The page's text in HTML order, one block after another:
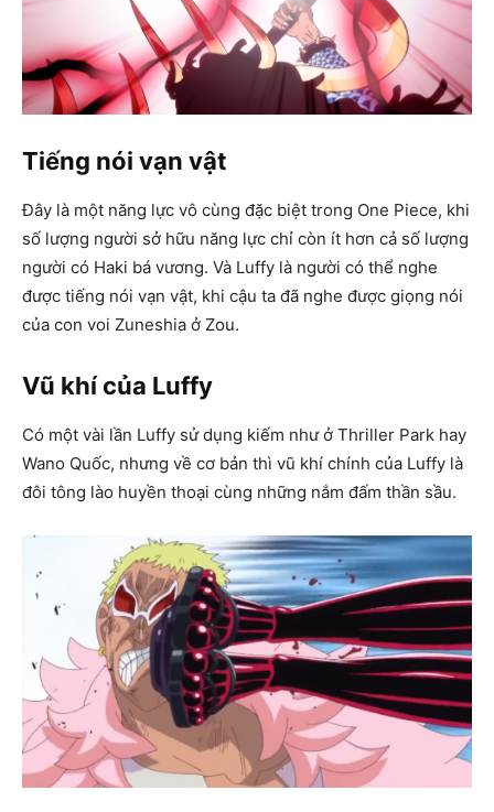
Tiếng nói vạn vật
Đây là một năng lực vô cùng đặc biệt trong One Piece, khi
số lượng người sở hữu năng lực chỉ còn ít hơn cả số lượng
người có Haki bá vương. Và Luffy là người có thể nghe
được tiếng nói vạn vật, khi cậu ta đã nghe được giọng nói
của con voi Zuneshia ở Zou.
Vũ khí của Luffy
Có một vài lần Luffy sử dụng kiếm như ở Thriller Park hay
Wano Quốc, nhưng về cơ bản thì vũ khí chính của Luffy là
đôi tông lào huyền thoại cùng những nắm đấm thần sầu.